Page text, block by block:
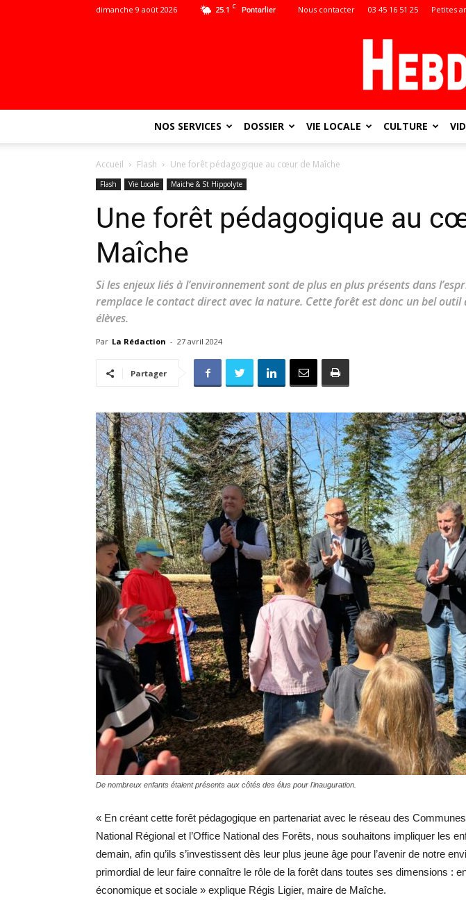
25.1 C Pontarlier
dimanche 9 août 2026 Nous contacter 03 45 16 51 25 Petites
NOS SERVICES DOSSIER VIE LOCALE CULTURE
Accueil Flash Une forêt pédagogique au cœur de Maîche
Flash Vie Locale Maiche & St Hippolyte
Une forêt pédagogique au
Maîche
Si les enjeux liés à l’environnement sont de plus en plus présents dans
remplace le contact direct avec la nature. Cette forêt est donc un bel outil
élèves.
Par La Rédaction - 27 avril 2024
Partager
De nombreux enfants étaient présents aux côtés des élus pour l'inauguration.
« En créant cette forêt pédagogique en partenariat avec le réseau des
National Régional et l’Office National des Forêts, nous souhaitons impliquer les
demain, afin qu’ils s’investissent dès leur plus jeune âge pour l’avenir de notre
primordial de leur faire connaître le rôle de la forêt dans toutes ses dimensions :
économique et sociale » explique Régis Ligier, maire de Maîche.